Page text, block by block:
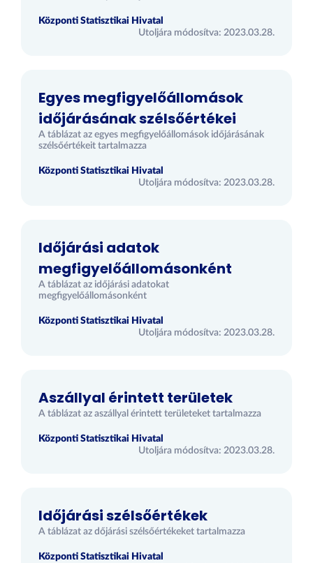
Központi Statisztikai Hivatal
Utoljára módosítva: 2023.03.28.
Egyes megfigyelőállomások
időjárásának szélsőértékei
A táblázat az egyes megfigyelőállomások időjárásának
szélsőértékeit tartalmazza
Központi Statisztikai Hivatal
Utoljára módosítva: 2023.03.28.
Időjárási adatok
megfigyelőállomásonként
A táblázat az időjárási adatokat
megfigyelőállomásonként
Központi Statisztikai Hivatal
Utoljára módosítva: 2023.03.28.
Aszállyal érintett területek
A táblázat az aszállyal érintett területeket tartalmazza
Központi Statisztikai Hivatal
Utoljára módosítva: 2023.03.28.
Időjárási szélsőértékek
A táblázat az dőjárási szélsőértékeket tartalmazza
Központi Statisztikai Hivatal